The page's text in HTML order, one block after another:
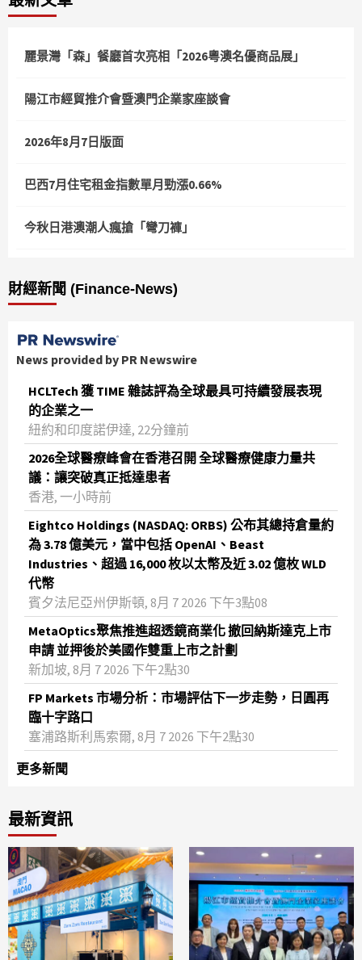
麗景灣「森」餐廳首次亮相「2026粵澳名優商品展」
陽江市經貿推介會暨澳門企業家座談會
2026年8月7日版面
巴西7月住宅租金指數單月勁漲0.66%
今秋日港澳潮人瘋搶「彎刀褲」
財經新聞 (Finance-News)
News provided by PR Newswire
HCLTech 獲 TIME 雜誌評為全球最具可持續發展表現
的企業之一
紐約和印度諾伊達, 22分鐘前
2026全球醫療峰會在香港召開 全球醫療健康力量共
議：讓突破真正抵達患者
香港, 一小時前
Eightco Holdings (NASDAQ: ORBS) 公布其總持倉量約
為 3.78 億美元，當中包括 OpenAI、Beast
Industries、超過 16,000 枚以太幣及近 3.02 億枚 WLD
代幣
賓夕法尼亞州伊斯頓, 8月 7 2026 下午3點08
MetaOptics聚焦推進超透鏡商業化 撤回納斯達克上市
申請 並押後於美國作雙重上市之計劃
新加坡, 8月 7 2026 下午2點30
FP Markets 市場分析：市場評估下一步走勢，日圓再
臨十字路口
塞浦路斯利馬索爾, 8月 7 2026 下午2點30
更多新聞
最新資訊